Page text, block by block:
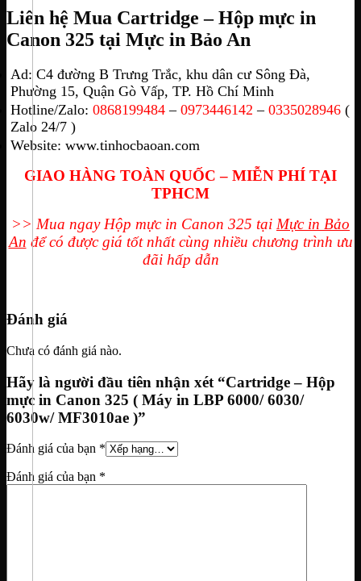
Liên hệ Mua Cartridge – Hộp mực in
Canon 325 tại Mực in Bảo An
Ad: C4 đường B Trưng Trắc, khu dân cư Sông Đà,
Phường 15, Quận Gò Vấp, TP. Hồ Chí Minh
Hotline/Zalo: 0868199484 – 0973446142 – 0335028946 (
Zalo 24/7 )
Website: www.tinhocbaoan.com
GIAO HÀNG TOÀN QUỐC – MIỄN PHÍ TẠI
TPHCM
>> Mua ngay Hộp mực in Canon 325 tại Mực in Bảo
An để có được giá tốt nhất cùng nhiều chương trình ưu
đãi hấp dẫn
Đánh giá
Chưa có đánh giá nào.
Hãy là người đầu tiên nhận xét “Cartridge – Hộp
mực in Canon 325 ( Máy in LBP 6000/ 6030/
6030w/ MF3010ae )”
Đánh giá của bạn *
Đánh giá của bạn *